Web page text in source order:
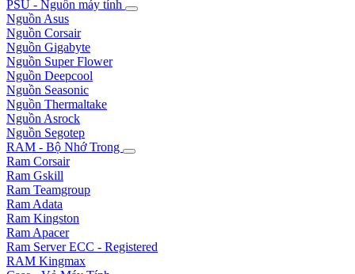
PSU - Nguồn máy tính
Nguồn Asus
Nguồn Corsair
Nguồn Gigabyte
Nguồn Super Flower
Nguồn Deepcool
Nguồn Seasonic
Nguồn Thermaltake
Nguồn Asrock
Nguồn Segotep
RAM - Bộ Nhớ Trong
Ram Corsair
Ram Gskill
Ram Teamgroup
Ram Adata
Ram Kingston
Ram Apacer
Ram Server ECC - Registered
RAM Kingmax